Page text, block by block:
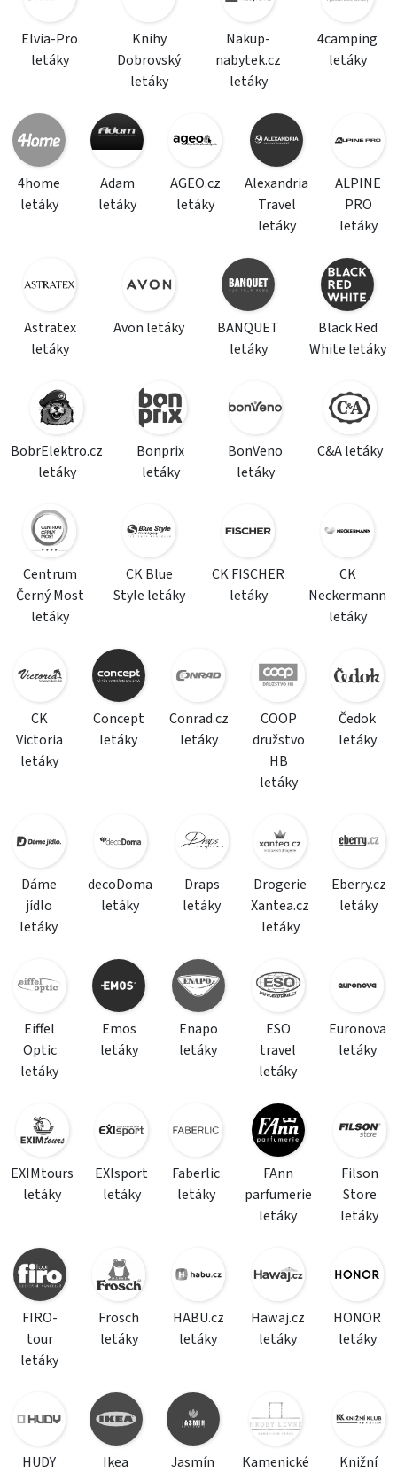
Elvia-Pro
letáky
Knihy
Dobrovský
letáky
Nakup-
nabytek.cz
letáky
4camping
letáky
4home
letáky
Adam
letáky
AGEO.cz
letáky
Alexandria
Travel
letáky
ALPINE
PRO
letáky
Astratex
letáky
Avon letáky
BANQUET
letáky
Black Red
White letáky
BobrElektro.cz
letáky
Bonprix
letáky
BonVeno
letáky
C&A letáky
Centrum
Černý Most
letáky
CK Blue
Style letáky
CK FISCHER
letáky
CK
Neckermann
letáky
CK
Victoria
letáky
Concept
letáky
Conrad.cz
letáky
COOP
družstvo
HB
letáky
Čedok
letáky
Dáme
jídlo
letáky
decoDoma
letáky
Draps
letáky
Drogerie
Xantea.cz
letáky
Eberry.cz
letáky
Eiffel
Optic
letáky
Emos
letáky
Enapo
letáky
ESO
travel
letáky
Euronova
letáky
EXIMtours
letáky
EXIsport
letáky
Faberlic
letáky
FAnn
parfumerie
letáky
Filson
Store
letáky
FIRO-
tour
letáky
Frosch
letáky
HABU.cz
letáky
Hawaj.cz
letáky
HONOR
letáky
HUDY
Ikea
Jasmín
Kamenické
Knižní